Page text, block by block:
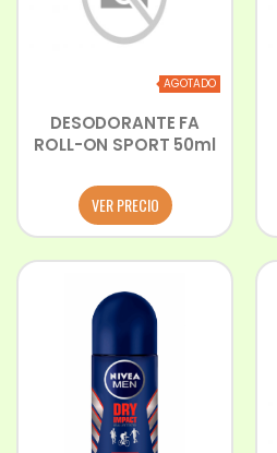
AGOTADO
DESODORANTE FA
ROLL-ON SPORT 50ml
VER PRECIO